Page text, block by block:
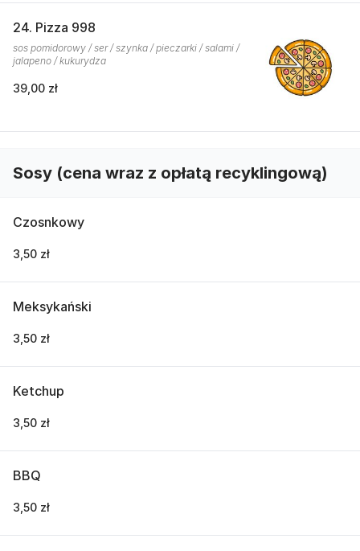
24. Pizza 998
sos pomidorowy / ser / szynka / pieczarki / salami /
jalapeno / kukurydza
39,00 zł
Sosy (cena wraz z opłatą recyklingową)
Czosnkowy
3,50 zł
Meksykański
3,50 zł
Ketchup
3,50 zł
BBQ
3,50 zł